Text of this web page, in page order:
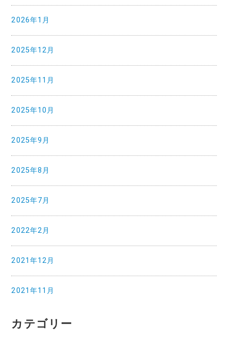
2026年1月
2025年12月
2025年11月
2025年10月
2025年9月
2025年8月
2025年7月
2022年2月
2021年12月
2021年11月
カテゴリー